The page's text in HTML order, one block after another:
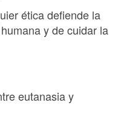
ética defiende la
y de cuidar la
eutanasia y